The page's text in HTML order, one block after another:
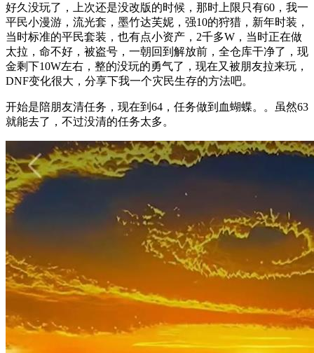
好久没玩了，上次还是没改版的时候，那时上限只有60，我一
平民小漫游，流光套，墨竹达芙妮，强10的狩猎，新年时装，
当时标准的平民套装，也有点小资产，2千多W，当时正在做
太拉，命不好，被盗号，一朝回到解放前，全仓库干净了，现
金剩下10W左右，整的没玩的勇气了，现在又被朋友拉来玩，
DNF变化很大，分享下我一个灾民生存的方法吧。
开始是陪朋友清任务，现在到64，任务做到血蝴蝶。。虽然63
就能去了，不过没清的任务太多。